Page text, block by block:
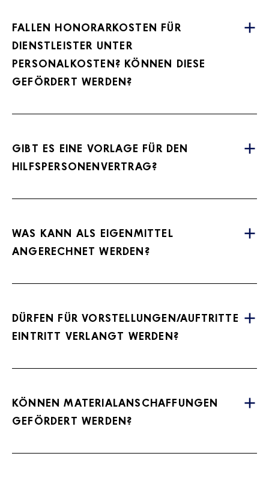
FALLEN HONORARKOSTEN FÜR
DIENSTLEISTER UNTER
PERSONALKOSTEN? KÖNNEN DIESE
GEFÖRDERT WERDEN?
GIBT ES EINE VORLAGE FÜR DEN
HILFSPERSONENVERTRAG?
WAS KANN ALS EIGENMITTEL
ANGERECHNET WERDEN?
DÜRFEN FÜR VORSTELLUNGEN/AUFTRITTE
EINTRITT VERLANGT WERDEN?
KÖNNEN MATERIALANSCHAFFUNGEN
GEFÖRDERT WERDEN?